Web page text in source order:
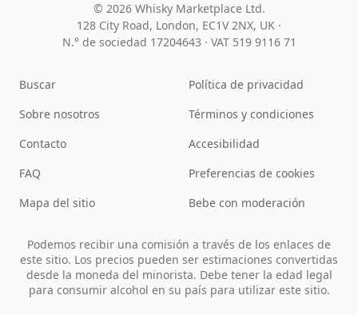
© 2026 Whisky Marketplace Ltd.
128 City Road, London, EC1V 2NX, UK ·
N.° de sociedad 17204643 · VAT 519 9116 71
Buscar
Sobre nosotros
Contacto
FAQ
Mapa del sitio
Política de privacidad
Términos y condiciones
Accesibilidad
Preferencias de cookies
Bebe con moderación
Podemos recibir una comisión a través de los enlaces de
este sitio. Los precios pueden ser estimaciones convertidas
desde la moneda del minorista. Debe tener la edad legal
para consumir alcohol en su país para utilizar este sitio.